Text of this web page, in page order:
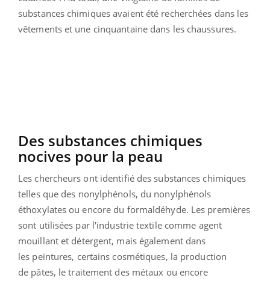
substances chimiques avaient été recherchées dans les
vêtements et une cinquantaine dans les chaussures.
Des substances chimiques
nocives pour la peau
Les chercheurs ont identifié des substances chimiques
telles que des nonylphénols, du nonylphénols
éthoxylates ou encore du formaldéhyde. Les premières
sont utilisées par l'industrie textile comme agent
mouillant et détergent, mais également dans
les peintures, certains cosmétiques, la production
de pâtes, le traitement des métaux ou encore